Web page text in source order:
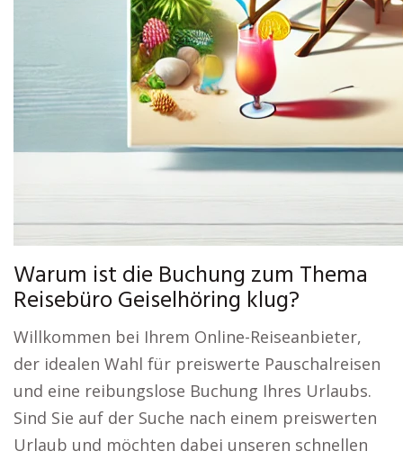
Warum ist die Buchung zum Thema
Reisebüro Geiselhöring klug?
Willkommen bei Ihrem Online-Reiseanbieter,
der idealen Wahl für preiswerte Pauschalreisen
und eine reibungslose Buchung Ihres Urlaubs.
Sind Sie auf der Suche nach einem preiswerten
Urlaub und möchten dabei unseren schnellen